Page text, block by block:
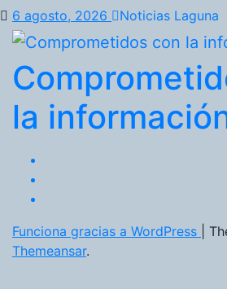
6 agosto, 2026 Noticias Laguna
la
Funciona gracias a WordPress
Themeansar.